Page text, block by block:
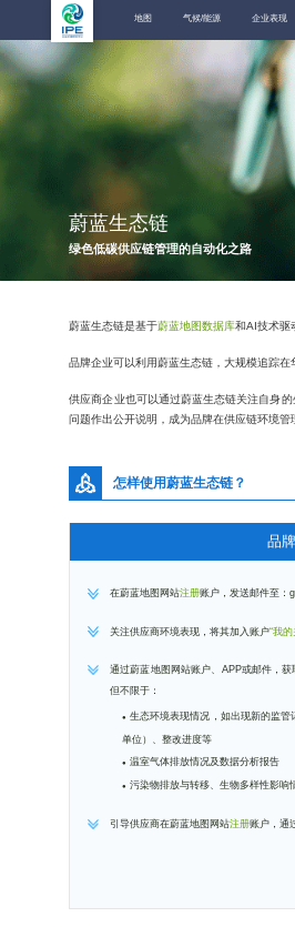
地图 气候/能源 企业表现
蔚蓝生态链
绿色低碳供应链管理的自动化之路
蔚蓝生态链是基于蔚蓝地图数据库和AI技术驱
品牌企业可以利用蔚蓝生态链，大规模追踪
供应商企业也可以通过蔚蓝生态链关注自身
问题作出公开说明，成为品牌在供应链环境管
怎样使用蔚蓝生态链？
品
在蔚蓝地图网站注册账户，发送邮件至：
关注供应商环境表现，将其加入账户“我的
通过蔚蓝地图网站账户、APP或邮件，
但不限于：
生态环境表现情况，如出现新的监
单位）、整改进度等
温室气体排放情况及数据分析报告
污染物排放与转移、生物多样性影响
引导供应商在蔚蓝地图网站注册账户，通